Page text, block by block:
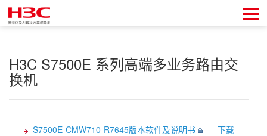
H3C S7500E 系列高端多业务路由交
换机
S7500E-CMW710-R7645版本软件及说明书
下载